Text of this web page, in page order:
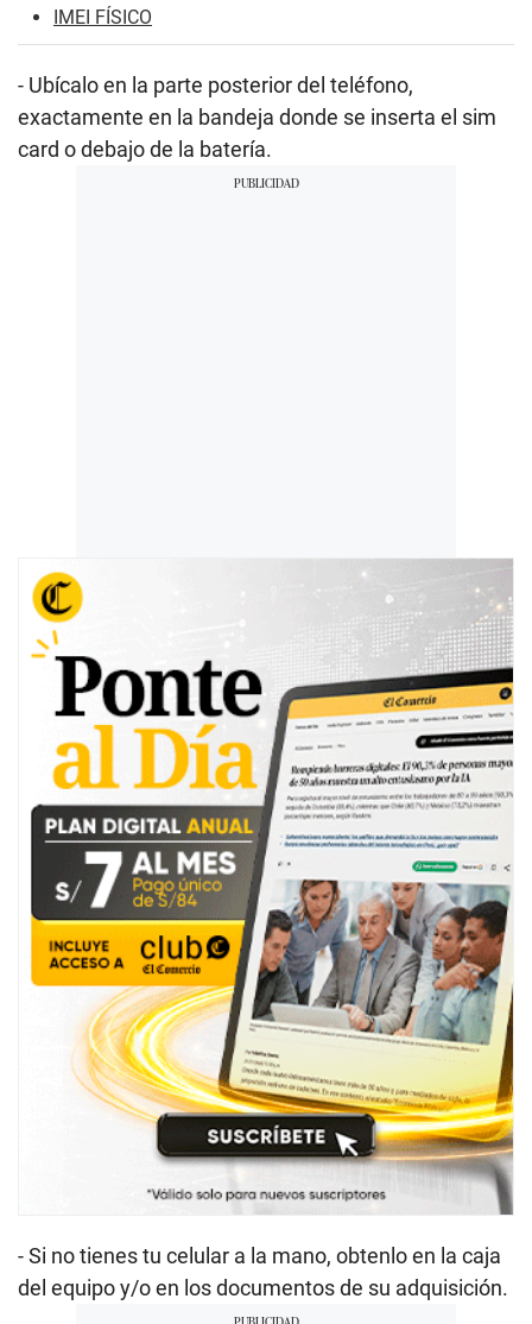
IMEI FÍSICO
- Ubícalo en la parte posterior del teléfono,
exactamente en la bandeja donde se inserta el sim
card o debajo de la batería.
- Si no tienes tu celular a la mano, obtenlo en la caja
del equipo y/o en los documentos de su adquisición.